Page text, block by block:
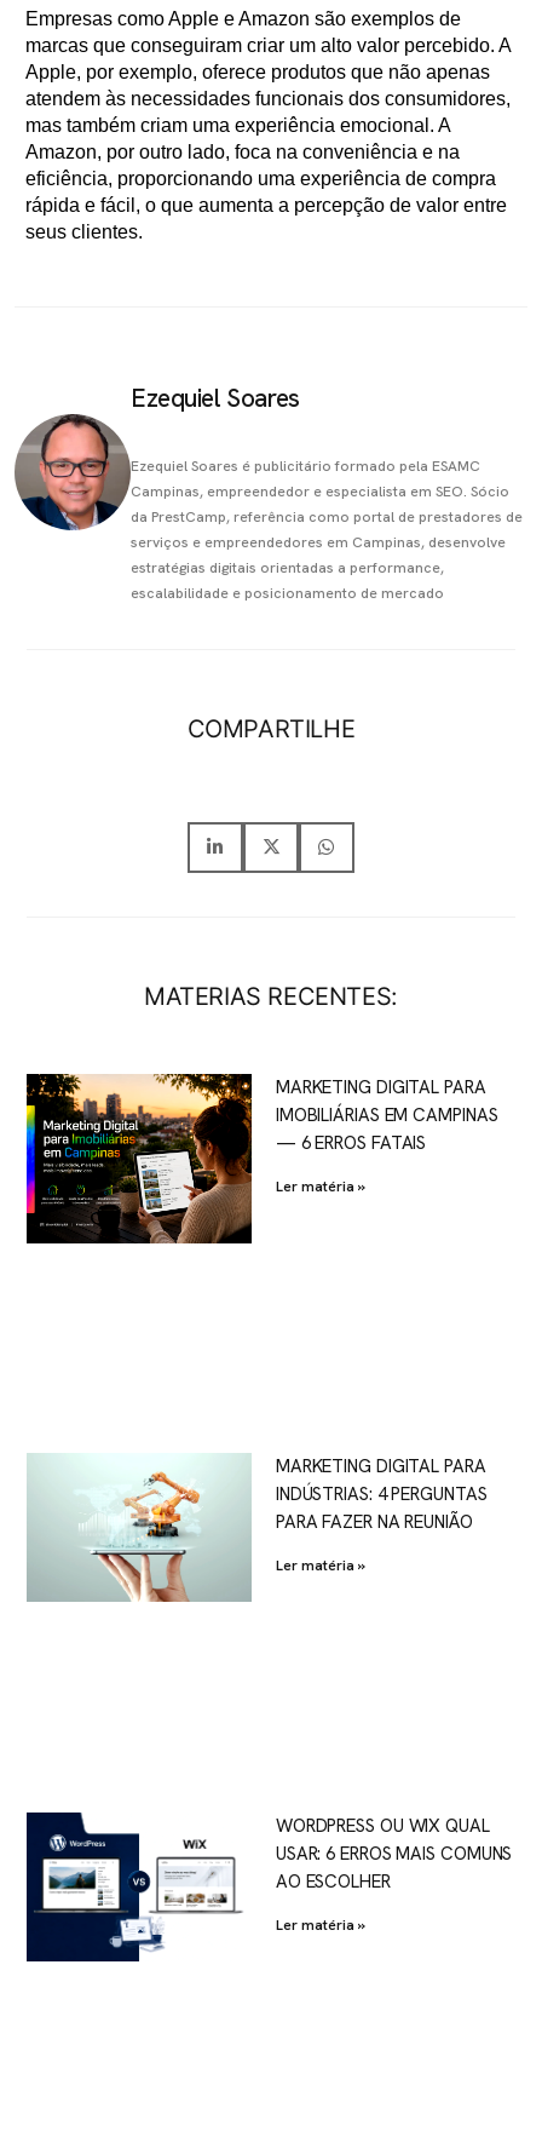
Empresas como Apple e Amazon são exemplos de
marcas que conseguiram criar um alto valor percebido. A
Apple, por exemplo, oferece produtos que não apenas
atendem às necessidades funcionais dos consumidores,
mas também criam uma experiência emocional. A
Amazon, por outro lado, foca na conveniência e na
eficiência, proporcionando uma experiência de compra
rápida e fácil, o que aumenta a percepção de valor entre
seus clientes.
Ezequiel Soares
Ezequiel Soares é publicitário formado pela ESAMC
Campinas, empreendedor e especialista em SEO. Sócio
da PrestCamp, referência como portal de prestadores de
serviços e empreendedores em Campinas, desenvolve
estratégias digitais orientadas a performance,
escalabilidade e posicionamento de mercado
COMPARTILHE
MATERIAS RECENTES:
MARKETING DIGITAL PARA
IMOBILIÁRIAS EM CAMPINAS
— 6 ERROS FATAIS
Ler matéria »
MARKETING DIGITAL PARA
INDÚSTRIAS: 4 PERGUNTAS
PARA FAZER NA REUNIÃO
Ler matéria »
WORDPRESS OU WIX QUAL
USAR: 6 ERROS MAIS COMUNS
AO ESCOLHER
Ler matéria »